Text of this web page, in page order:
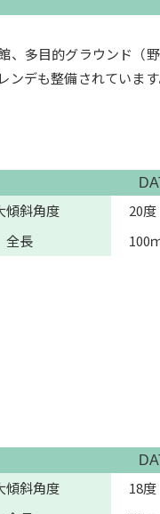
多目的グラウンド（
デも整備されています
傾斜角度
20度
全長
100
傾斜角度
18度